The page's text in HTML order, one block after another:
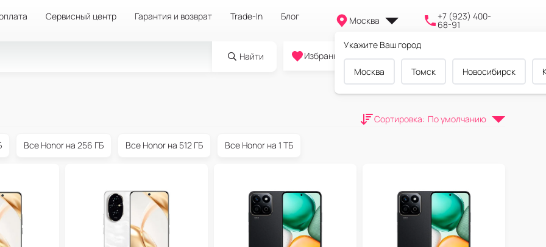
Сервисный центр Гарантия и возврат Trade-In Блог Москва
Укажите Ваш город
Москва Томск Новосибирск
+7 (923) 400-
68-91
Найти
0
Избранное Cравнение Корзина
Сортировка: По умолчанию
Все Honor на 256 ГБ Все Honor на 512 ГБ Все Honor на 1 ТБ